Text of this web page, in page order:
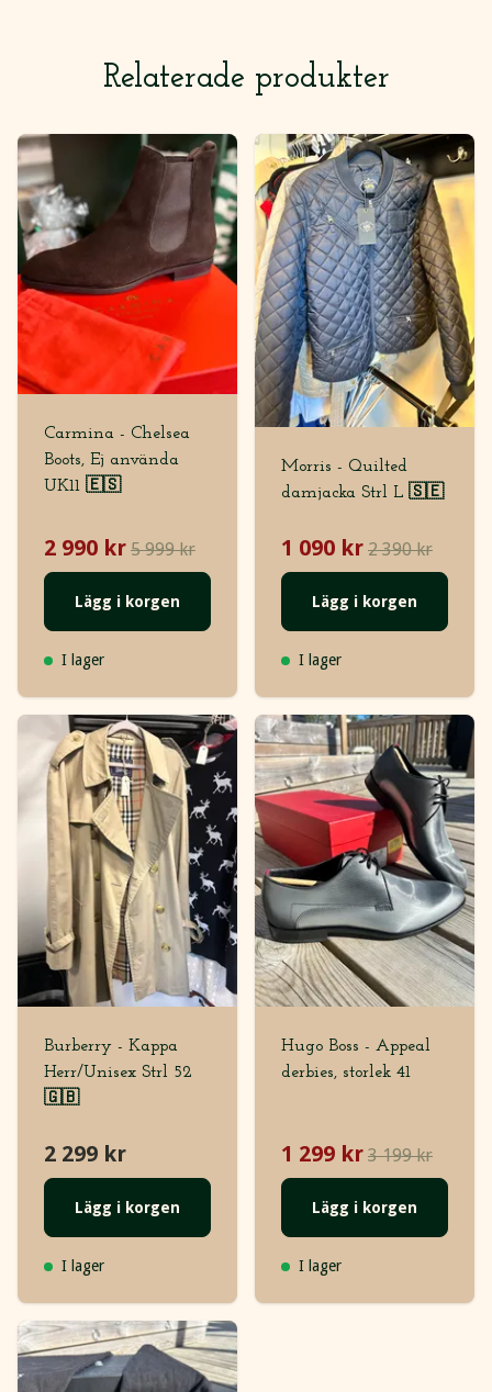
Relaterade produkter
Carmina - Chelsea
Boots, Ej använda
UK11 🇪🇸
2 990 kr 5 999 kr
Lägg i korgen
I lager
Morris - Quilted
damjacka Strl L 🇸🇪
1 090 kr 2 390 kr
Lägg i korgen
I lager
Burberry - Kappa
Herr/Unisex Strl 52
🇬🇧
2 299 kr
Lägg i korgen
I lager
Hugo Boss - Appeal
derbies, storlek 41
1 299 kr 3 199 kr
Lägg i korgen
I lager